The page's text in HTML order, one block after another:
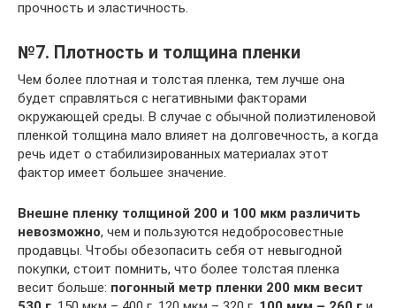
прочность и эластичность.
№7. Плотность и толщина пленки
Чем более плотная и толстая пленка, тем лучше она
будет справляться с негативными факторами
окружающей среды. В случае с обычной полиэтиленовой
пленкой толщина мало влияет на долговечность, а когда
речь идет о стабилизированных материалах этот
фактор имеет большее значение.
Внешне пленку толщиной 200 и 100 мкм различить
невозможно, чем и пользуются недобросовестные
продавцы. Чтобы обезопасить себя от невыгодной
покупки, стоит помнить, что более толстая пленка
весит больше: погонный метр пленки 200 мкм весит